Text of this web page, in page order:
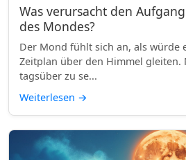
Was verursacht den
des Mondes?
Der Mond fühlt sich an, als würde
Zeitplan über den Himmel gleiten.
tagsüber zu se...
Weiterlesen →